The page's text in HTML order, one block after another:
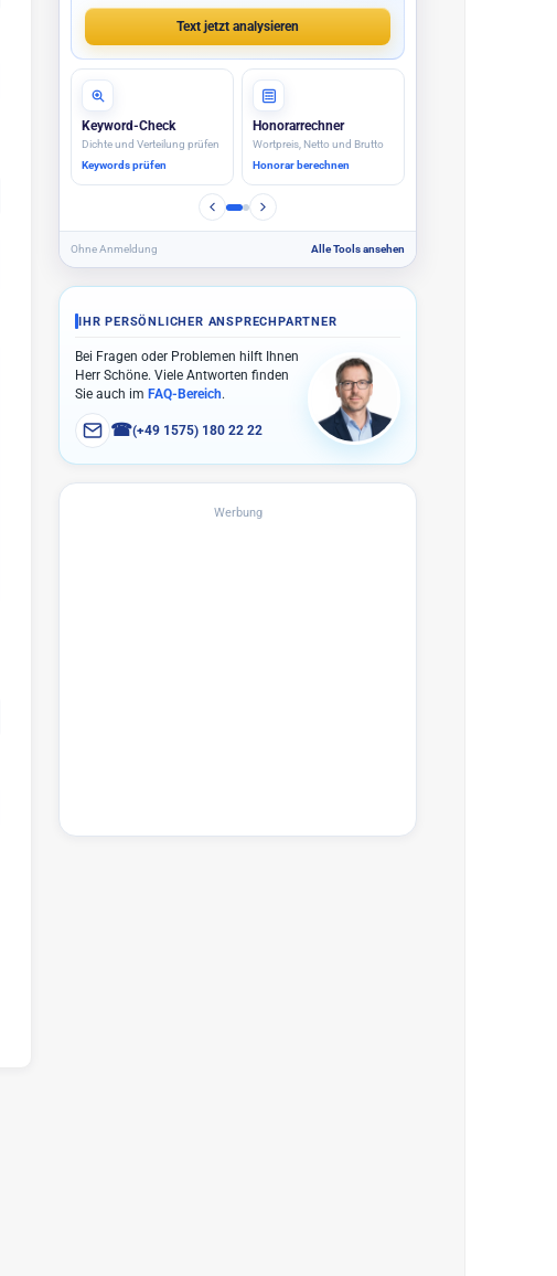
Text jetzt analysieren
Keyword-Check
Dichte und Verteilung prüfen
Keywords prüfen
Honorarrechner
Wortpreis, Netto und Brutto
Honorar berechnen
Ohne Anmeldung Alle Tools ansehen
IHR PERSÖNLICHER ANSPRECHPARTNER
Bei Fragen oder Problemen hilft Ihnen
Herr Schöne. Viele Antworten finden
Sie auch im FAQ-Bereich.
☎(+49 1575) 180 22 22
Werbung